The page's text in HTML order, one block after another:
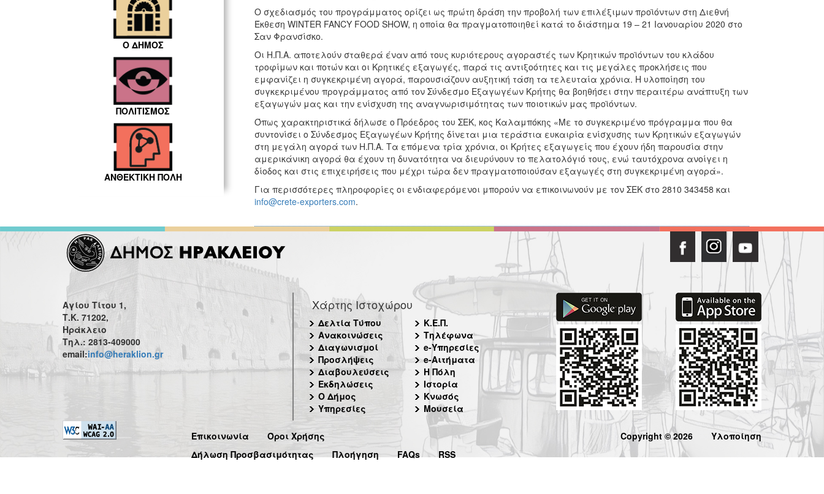
Ο ΔΗΜΟΣ
ΠΟΛΙΤΙΣΜΟΣ
ΑΝΘΕΚΤΙΚΗ ΠΟΛΗ
Ο σχεδιασμός του προγράμματος ορίζει ως πρώτη δράση την προβολή των επιλέξιμων προϊόντων στη Διεθνή
Έκθεση WINTER FANCY FOOD SHOW, η οποία θα πραγματοποιηθεί κατά το διάστημα 19 – 21 Ιανουαρίου 2020 στο
Σαν Φρανσίσκο.
Οι Η.Π.Α. αποτελούν σταθερά έναν από τους κυριότερους αγοραστές των Κρητικών προϊόντων του κλάδου
τροφίμων και ποτών και οι Κρητικές εξαγωγές, παρά τις αντιξοότητες και τις μεγάλες προκλήσεις που
εμφανίζει η συγκεκριμένη αγορά, παρουσιάζουν αυξητική τάση τα τελευταία χρόνια. Η υλοποίηση του
συγκεκριμένου προγράμματος από τον Σύνδεσμο Εξαγωγέων Κρήτης θα βοηθήσει στην περαιτέρω ανάπτυξη των
εξαγωγών μας και την ενίσχυση της αναγνωρισιμότητας των ποιοτικών μας προϊόντων.
Όπως χαρακτηριστικά δήλωσε ο Πρόεδρος του ΣΕΚ, κος Καλαμπόκης «Με το συγκεκριμένο πρόγραμμα που θα
συντονίσει ο Σύνδεσμος Εξαγωγέων Κρήτης δίνεται μια τεράστια ευκαιρία ενίσχυσης των Κρητικών εξαγωγών
στη μεγάλη αγορά των Η.Π.Α. Τα επόμενα τρία χρόνια, οι Κρήτες εξαγωγείς που έχουν ήδη παρουσία στην
αμερικάνικη αγορά θα έχουν τη δυνατότητα να διευρύνουν το πελατολόγιό τους, ενώ ταυτόχρονα ανοίγει η
δίοδος και στις επιχειρήσεις που μέχρι τώρα δεν πραγματοποιούσαν εξαγωγές στη συγκεκριμένη αγορά».
Για περισσότερες πληροφορίες οι ενδιαφερόμενοι μπορούν να επικοινωνούν με τον ΣΕΚ στο 2810 343458 και
info@crete-exporters.com.
Αγίου Τίτου 1,
Τ.Κ. 71202,
Ηράκλειο
Τηλ.: 2813-409000
email:info@heraklion.gr
Χάρτης Ιστοχώρου
Δελτία Τύπου
Ανακοινώσεις
Διαγωνισμοί
Προσλήψεις
Διαβουλεύσεις
Εκδηλώσεις
Ο Δήμος
Υπηρεσίες
Κ.Ε.Π.
Τηλέφωνα
e-Υπηρεσίες
e-Αιτήματα
Η Πόλη
Ιστορία
Κνωσός
Μουσεία
Επικοινωνία
Όροι Χρήσης
Δήλωση Προσβασιμότητας
Πλοήγηση FAQs RSS
Copyright © 2026 Υλοποίηση